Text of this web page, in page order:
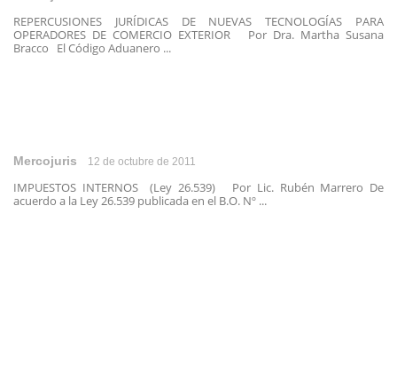
REPERCUSIONES JURÍDICAS DE NUEVAS TECNOLOGÍAS PARA
OPERADORES DE COMERCIO EXTERIOR Por Dra. Martha Susana
Bracco El Código Aduanero ...
Mercojuris 12 de octubre de 2011
IMPUESTOS INTERNOS (Ley 26.539) Por Lic. Rubén Marrero De
acuerdo a la Ley 26.539 publicada en el B.O. Nº ...